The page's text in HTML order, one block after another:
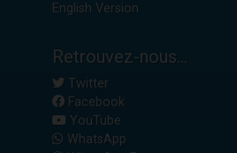
English Version
Retrouvez-nous...
Twitter
Facebook
YouTube
WhatsApp